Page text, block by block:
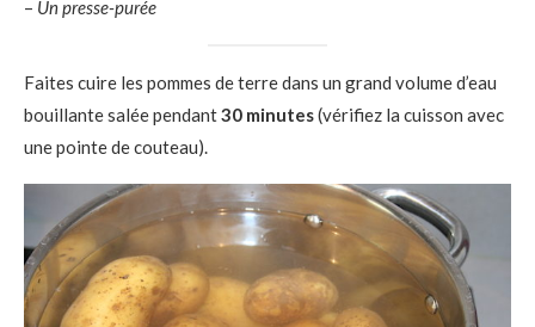
– Un presse-purée
Faites cuire les pommes de terre dans un grand volume d’eau
bouillante salée pendant30 minutes(vérifiez la cuisson avec
une pointe de couteau).